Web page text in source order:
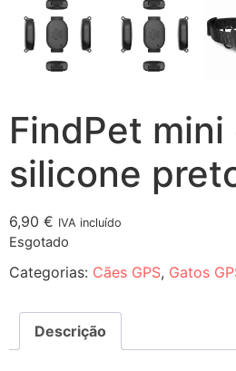
FindPet
silicone
6,90 € IVA incluído
Esgotado
Categorias: Cães GPS, Gatos
Descrição